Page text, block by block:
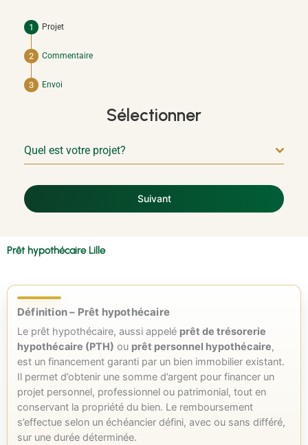
Projet
Commentaire
Envoi
Sélectionner
Quel est votre projet?
Suivant
Prêt hypothécaire Lille
Définition – Prêt hypothécaire
Le prêt hypothécaire, aussi appelé prêt de trésorerie
hypothécaire (PTH) ou prêt personnel hypothécaire,
est un financement garanti par un bien immobilier existant.
Il permet d’obtenir une somme d’argent pour financer un
projet personnel, professionnel ou patrimonial, tout en
conservant la propriété du bien. Le remboursement
s’effectue selon un échéancier défini, avec ou sans différé,
sur une durée déterminée.